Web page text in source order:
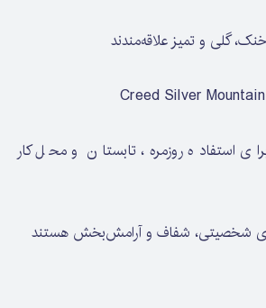
گلی و تمیز علاقه‌مندند
استفاده روزمره، تابستان و محل کار
شخصیتی، شفاف و آرامش‌بخش هستند